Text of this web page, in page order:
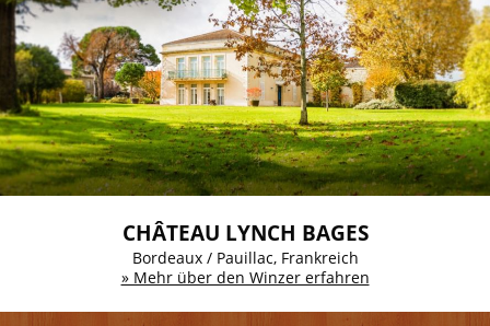
CHÂTEAU LYNCH BAGES
Bordeaux / Pauillac, Frankreich
» Mehr über den Winzer erfahren